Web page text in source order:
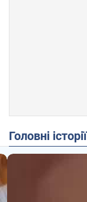
Головні